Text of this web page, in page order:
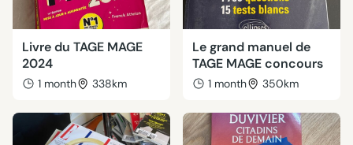
Livre du TAGE MAGE
2024
1 month 338km
Le grand manuel de
TAGE MAGE concours
1 month 350km